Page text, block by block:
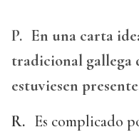
P. En una carta
tradicional gallega
estuviesen
R. Es complicado